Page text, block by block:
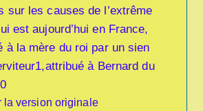
sur les causes de l’extrême
est aujourd’hui en France,
à la mère du roi par un sien
à Bernard du
la version originale